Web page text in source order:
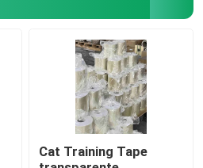
Cat Training Tape